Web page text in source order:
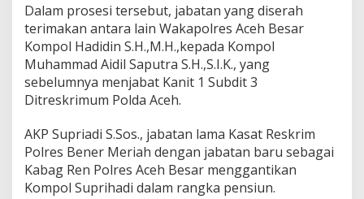
a
t
U
t
a
m
a
a
n
K
a
p
Dalam prosesi tersebut, jabatan yang diserah
terimakan antara lain Wakapolres Aceh Besar
Kompol Hadidin S.H.,M.H.,kepada Kompol
Muhammad Aidil Saputra S.H.,S.I.K., yang
sebelumnya menjabat Kanit 1 Subdit 3
Ditreskrimum Polda Aceh.
AKP Supriadi S.Sos., jabatan lama Kasat Reskrim
Polres Bener Meriah dengan jabatan baru sebagai
Kabag Ren Polres Aceh Besar menggantikan
Kompol Suprihadi dalam rangka pensiun.